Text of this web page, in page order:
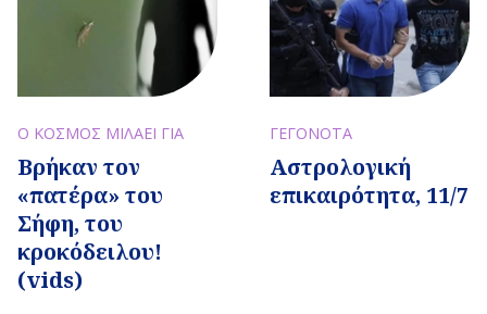
Ο ΚΟΣΜΟΣ ΜΙΛΑΕΙ ΓΙΑ
Βρήκαν τον
«πατέρα» του
Σήφη, του
κροκόδειλου!
(vids)
ΓΕΓΟΝΟΤΑ
Αστρολογική
επικαιρότητα, 11/7